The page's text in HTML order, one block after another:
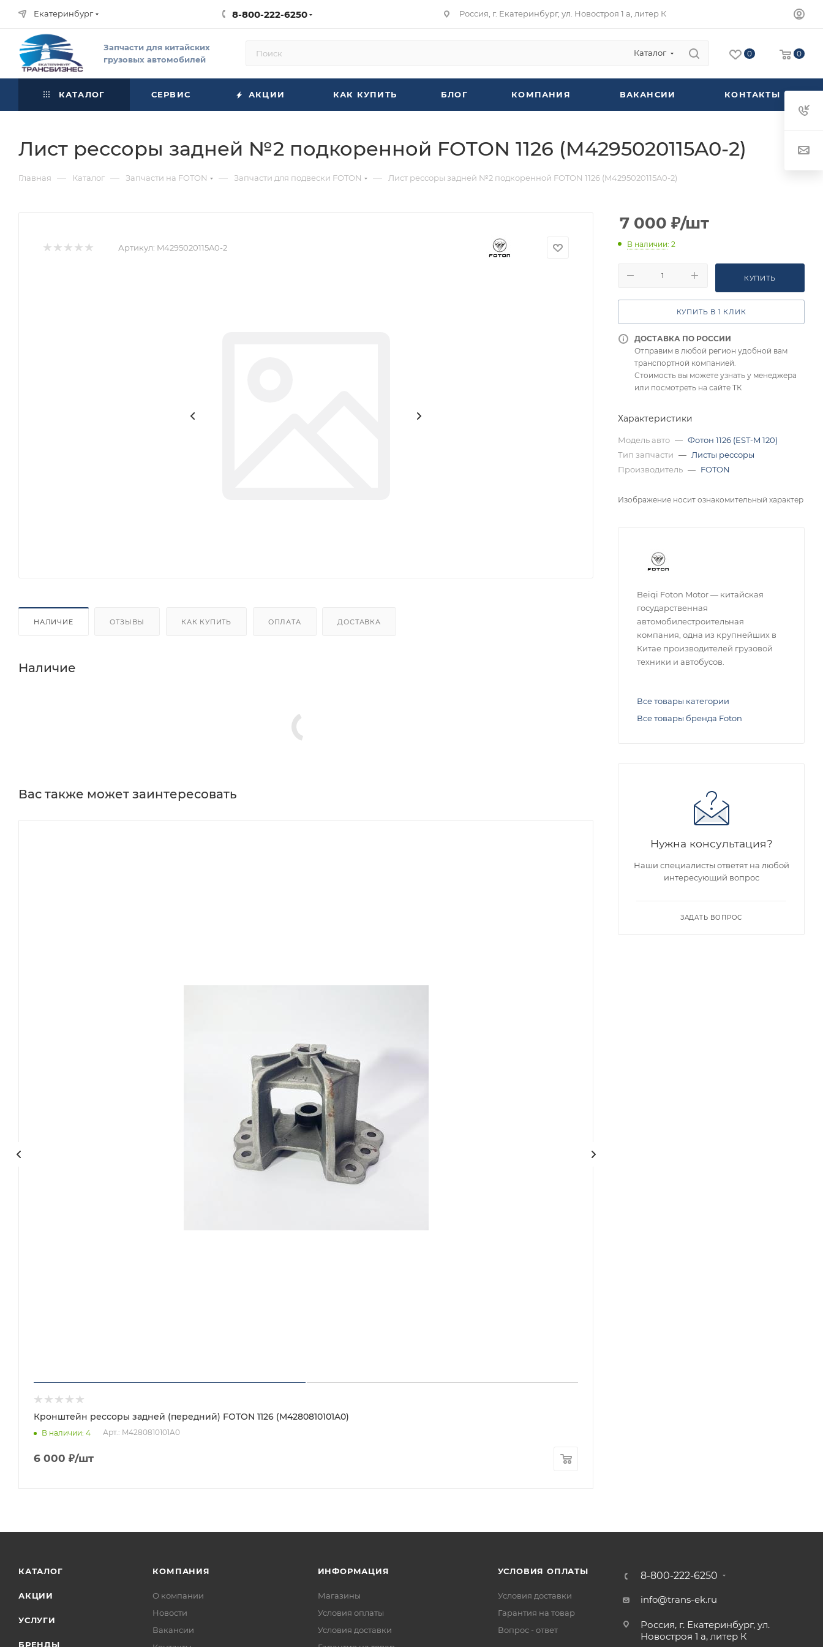
Екатеринбург 8-800-222-6250 Россия, г. Екатеринбург, ул. Новостроя 1 а, литер К
Запчасти для китайских
грузовых автомобилей
Каталог 0 0
КАТАЛОГ СЕРВИС АКЦИИ КАК КУПИТЬ БЛОГ КОМПАНИЯ ВАКАНСИИ КОНТАКТЫ
Лист рессоры задней №2 подкоренной FOTON 1126 (M4295020115A0-2)
Главная — Каталог — Запчасти на FOTON — Запчасти для подвески FOTON — Лист рессоры задней №2 подкоренной FOTON 1126 (M4295020115A0-2)
Артикул: M4295020115A0-2
НАЛИЧИЕ ОТЗЫВЫ КАК КУПИТЬ ОПЛАТА ДОСТАВКА
Наличие
Вас также может заинтересовать
Кронштейн рессоры задней (передний) FOTON 1126 (M4280810101A0)
В наличии: 4 Арт.: M4280810101A0
6 000 ₽/шт
7 000 ₽/шт
В наличии: 2
КУПИТЬ
КУПИТЬ В 1 КЛИК
ДОСТАВКА ПО РОССИИ
Отправим в любой регион удобной вам
транспортной компанией.
Стоимость вы можете узнать у менеджера
или посмотреть на сайте ТК
Характеристики
Модель авто — Фотон 1126 (EST-M 120)
Тип запчасти — Листы рессоры
Производитель — FOTON
Изображение носит ознакомительный характер
Beiqi Foton Motor — китайская
государственная
автомобилестроительная
компания, одна из крупнейших в
Китае производителей грузовой
техники и автобусов.
Все товары категории
Все товары бренда Foton
Нужна консультация?
Наши специалисты ответят на любой
интересующий вопрос
ЗАДАТЬ ВОПРОС
КАТАЛОГ
АКЦИИ
УСЛУГИ
БРЕНДЫ
КОМПАНИЯ
О компании
Новости
Вакансии
ИНФОРМАЦИЯ
Магазины
Условия оплаты
Условия доставки
УСЛОВИЯ ОПЛАТЫ
Условия доставки
Гарантия на товар
Вопрос - ответ
8-800-222-6250
info@trans-ek.ru
Россия, г. Екатеринбург, ул.
Новостроя 1 а, литер К